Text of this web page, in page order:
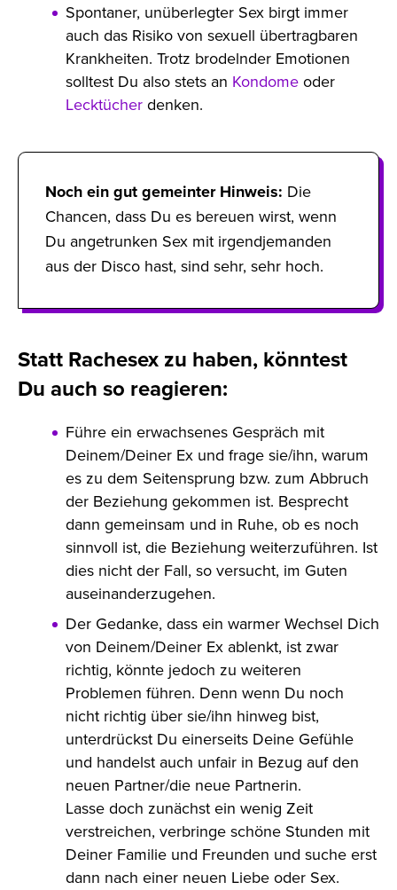
Spontaner, unüberlegter Sex birgt immer
auch das Risiko von sexuell übertragbaren
Krankheiten. Trotz brodelnder Emotionen
solltest Du also stets an Kondome oder
Lecktücher denken.
Noch ein gut gemeinter Hinweis: Die
Chancen, dass Du es bereuen wirst, wenn
Du angetrunken Sex mit irgendjemanden
aus der Disco hast, sind sehr, sehr hoch.
Statt Rachesex zu haben, könntest
Du auch so reagieren:
Führe ein erwachsenes Gespräch mit
Deinem/Deiner Ex und frage sie/ihn, warum
es zu dem Seitensprung bzw. zum Abbruch
der Beziehung gekommen ist. Besprecht
dann gemeinsam und in Ruhe, ob es noch
sinnvoll ist, die Beziehung weiterzuführen. Ist
dies nicht der Fall, so versucht, im Guten
auseinanderzugehen.
Der Gedanke, dass ein warmer Wechsel Dich
von Deinem/Deiner Ex ablenkt, ist zwar
richtig, könnte jedoch zu weiteren
Problemen führen. Denn wenn Du noch
nicht richtig über sie/ihn hinweg bist,
unterdrückst Du einerseits Deine Gefühle
und handelst auch unfair in Bezug auf den
neuen Partner/die neue Partnerin.
Lasse doch zunächst ein wenig Zeit
verstreichen, verbringe schöne Stunden mit
Deiner Familie und Freunden und suche erst
dann nach einer neuen Liebe oder Sex.